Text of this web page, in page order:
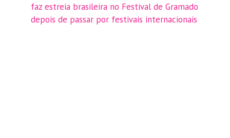
faz estreia brasileira no Festival de Gramado
depois de passar por festivais internacionais